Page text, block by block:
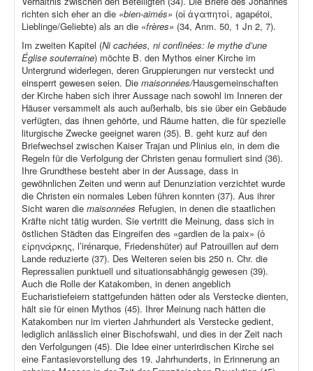
richten sich eher an die «bien-aimés» (οἱ ἀγαπητοί, agapétoi,
Lieblinge/Geliebte) als an die «frères» (34, Anm. 50, 1 Jn 2, 7).
Im zweiten Kapitel (Ni cachées, ni confinées: le mythe d’une
Église souterraine) möchte B. den Mythos einer Kirche im
Untergrund widerlegen, deren Gruppierungen nur versteckt und
einsperrt gewesen seien. Die maisonnées/Hausgemeinschaften
der Kirche haben sich ihrer Aussage nach sowohl im Inneren der
Häuser versammelt als auch außerhalb, bis sie über ein Gebäude
verfügten, das ihnen gehörte, und Räume hatten, die für spezielle
liturgische Zwecke geeignet waren (35). B. geht kurz auf den
Briefwechsel zwischen Kaiser Trajan und Plinius ein, in dem die
Regeln für die Verfolgung der Christen genau formuliert sind (36).
Ihre Grundthese besteht aber in der Aussage, dass in
gewöhnlichen Zeiten und wenn auf Denunziation verzichtet wurde
die Christen ein normales Leben führen konnten (37). Aus ihrer
Sicht waren die maisonnées Refugien, in denen die staatlichen
Kräfte nicht tätig wurden. Sie vertritt die Meinung, dass sich in
östlichen Städten das Eingreifen des «gardien de la paix» (ὁ
εἰρηνάρκης, l’irénarque, Friedenshüter) auf Patrouillen auf dem
Lande reduzierte (37). Des Weiteren seien bis 250 n. Chr. die
Repressalien punktuell und situationsabhängig gewesen (39).
Auch die Rolle der Katakomben, in denen angeblich
Eucharistiefeiern stattgefunden hätten oder als Verstecke dienten,
hält sie für einen Mythos (45). Ihrer Meinung nach hätten die
Katakomben nur im vierten Jahrhundert als Verstecke gedient,
lediglich anlässlich einer Bischofswahl, und dies in der Zeit nach
den Verfolgungen (45). Die Idee einer unterirdischen Kirche sei
eine Fantasievorstellung des 19. Jahrhunderts, in Erinnerung an